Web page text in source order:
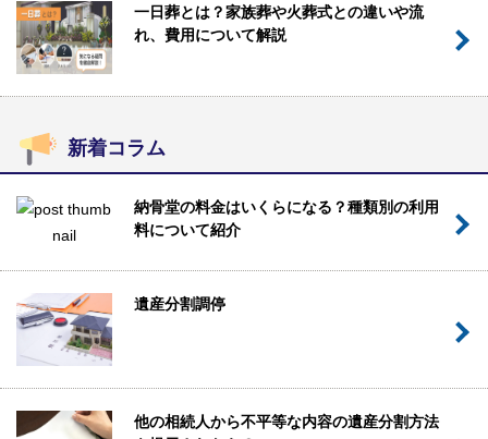
一日葬とは？家族葬や火葬式との違いや流
れ、費用について解説
新着コラム
納骨堂の料金はいくらになる？種類別の利用
料について紹介
遺産分割調停
他の相続人から不平等な内容の遺産分割方法